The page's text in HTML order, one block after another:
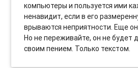
компьютеры и пользуется ими
ненавидит, если в его
врываются неприятности. Еще
Но не переживайте, он не будет
своим пением. Только текстом.